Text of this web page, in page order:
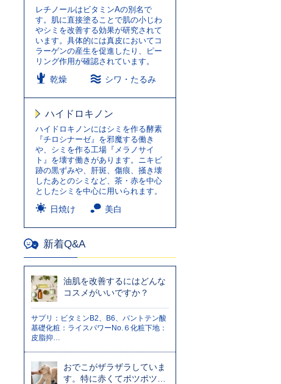
レチノールはビタミンAの別名で
す。肌に直接塗ることで肌の小じわ
やシミを改善する効果が研究されて
います。具体的には真皮においてコ
ラーゲンの産生を促進したり、ピー
リング作用が確認されています。
乾燥 シワ・たるみ
ハイドロキノン
ハイドロキノンにはシミを作る酵素
『チロシナーゼ』を邪魔する働き
や、シミを作る工場『メラノサイ
ト』を壊す働きがあります。ニキビ
跡の黒ずみや、肝斑、傷痕、掻き壊
したあとのシミなど、茶・赤を中心
としたシミを中心に用いられます。
日焼け 美白
新着Q&A
油肌を改善するにはどんな
コスメがいいですか？
サプリ：ビタミンB2、B6、パントテン酸
基礎化粧：ライスパワーNo.６化粧下地：
皮脂抑…
おでこがザラザラしていま
す。特に赤くてポツポツ…